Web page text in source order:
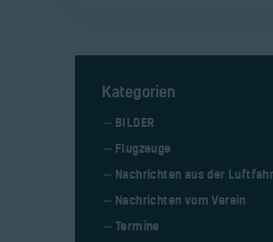
Kategorien
BILDER
Flugzeuge
Nachrichten aus der
Nachrichten vom Verein
Termine